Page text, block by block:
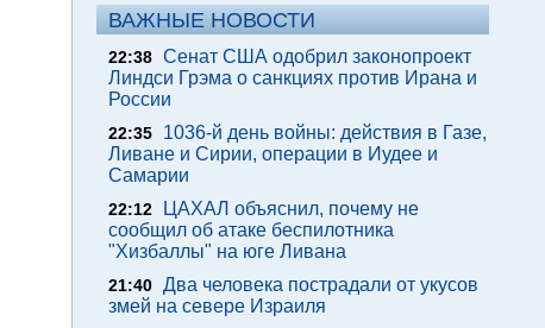
ВАЖНЫЕ НОВОСТИ
22:38 Сенат США одобрил законопроект
Линдси Грэма о санкциях против Ирана и
России
22:35
1036-й день войны: действия в Газе,
Ливане и Сирии, операции в Иудее и
Самарии
22:12
ЦАХАЛ объяснил, почему не
сообщил об атаке беспилотника
"Хизбаллы" на юге Ливана
21:40 Два человека пострадали от укусов
змей на севере Израиля